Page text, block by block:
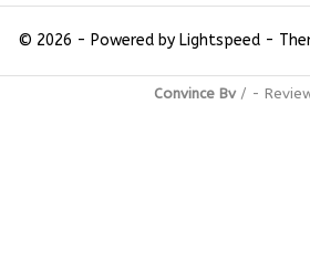
© 2026 - Powered by Lightspeed-
Convince Bv/ -